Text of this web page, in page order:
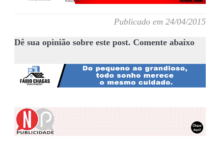
Publicado em 24/04/2015
Dê sua opinião sobre este post. Comente abaixo